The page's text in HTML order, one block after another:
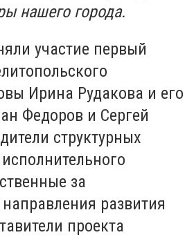
нашего города.
участие первый
Ирина Рудакова и его
Федоров и Сергей
структурных
за
направления развития
проекта